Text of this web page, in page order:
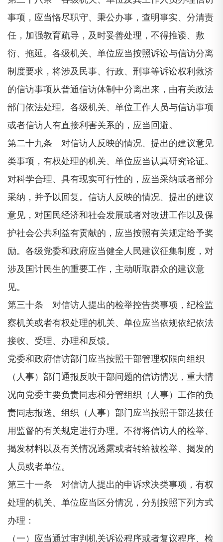
事项，应当恪尽职守、秉公办事，查明事实、分清责
任，加强教育疏导，及时妥善处理，不得推诿、敷
衍、拖延。各级机关、单位应当按照诉讼与信访分离
制度要求，将涉及民事、行政、刑事等诉讼权利救济
的信访事项从普通信访体制中分离出来，由有关政法
部门依法处理。各级机关、单位工作人员与信访事项
或者信访人有直接利害关系的，应当回避。
第二十九条 对信访人反映的情况、提出的建议意见
类事项，有权处理的机关、单位应当认真研究论证。
对科学合理、具有现实可行性的，应当采纳或者部分
采纳，并予以回复。信访人反映的情况、提出的建议
意见，对国民经济和社会发展或者对改进工作以及保
护社会公共利益有贡献的，应当按照有关规定给予奖
励。各级党委和政府应当健全人民建议征集制度，对
涉及国计民生的重要工作，主动听取群众的建议意
见。
第三十条 对信访人提出的检举控告类事项，纪检监
察机关或者有权处理的机关、单位应当依规依纪依法
接收、受理、办理和反馈。
党委和政府信访部门应当按照干部管理权限向组织
（人事）部门通报反映干部问题的信访情况，重大情
况向党委主要负责同志和分管组织（人事）工作的负
责同志报送。组织（人事）部门应当按照干部选拔任
用监督的有关规定进行办理。不得将信访人的检举、
揭发材料以及有关情况透露或者转给被检举、揭发的
人员或者单位。
第三十一条 对信访人提出的申诉求决类事项，有权
处理的机关、单位应当区分情况，分别按照下列方式
办理：
（一）应当通过审判机关诉讼程序或者复议程序、检